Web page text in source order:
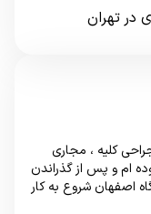
در تهران
کلیه ، مجاری
مردان را در سال 63 اخذ نموده ام و پس از گذراندن
اصفهان شروع به کار